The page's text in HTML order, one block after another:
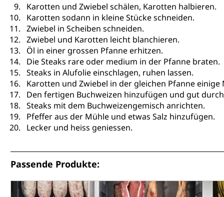
Karotten und Zwiebel schälen, Karotten halbieren.
Karotten sodann in kleine Stücke schneiden.
Zwiebel in Scheiben schneiden.
Zwiebel und Karotten leicht blanchieren.
Öl in einer grossen Pfanne erhitzen.
Die Steaks rare oder medium in der Pfanne braten.
Steaks in Alufolie einschlagen, ruhen lassen.
Karotten und Zwiebel in der gleichen Pfanne
Den fertigen Buchweizen hinzufügen und gut
Steaks mit dem Buchweizengemisch anrichten.
Pfeffer aus der Mühle und etwas Salz hinzufügen.
Lecker und heiss geniessen.
Passende Produkte: